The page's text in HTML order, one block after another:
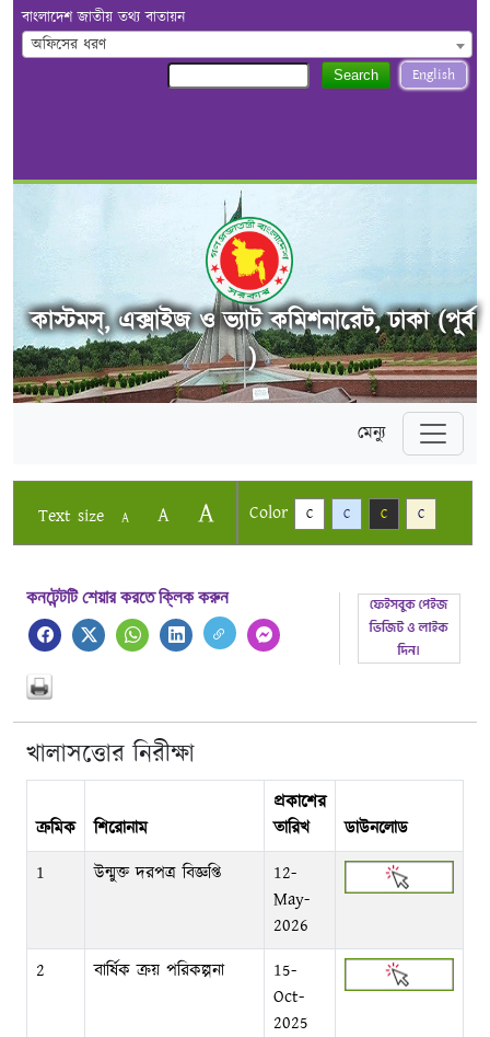
বাংলাদেশ জাতীয় তথ্য বাতায়ন
অফিসের ধরণ
English
Search
কাস্টমস্, এক্সাইজ ও ভ্যাট কমিশনারেট, ঢাকা (পূর্ব
)
মেন্যু
Text size A A A Color C C C C
কনটেন্টটি শেয়ার করতে ক্লিক করুন
খালাসত্তোর নিরীক্ষা
ক্রমিক শিরোনাম
প্রকাশের
তারিখ
ডাউনলোড
1
উন্মুক্ত দরপত্র বিজ্ঞপ্তি
12-
May-
2026
2
বার্ষিক ক্রয় পরিকল্পনা
15-
Oct-
2025